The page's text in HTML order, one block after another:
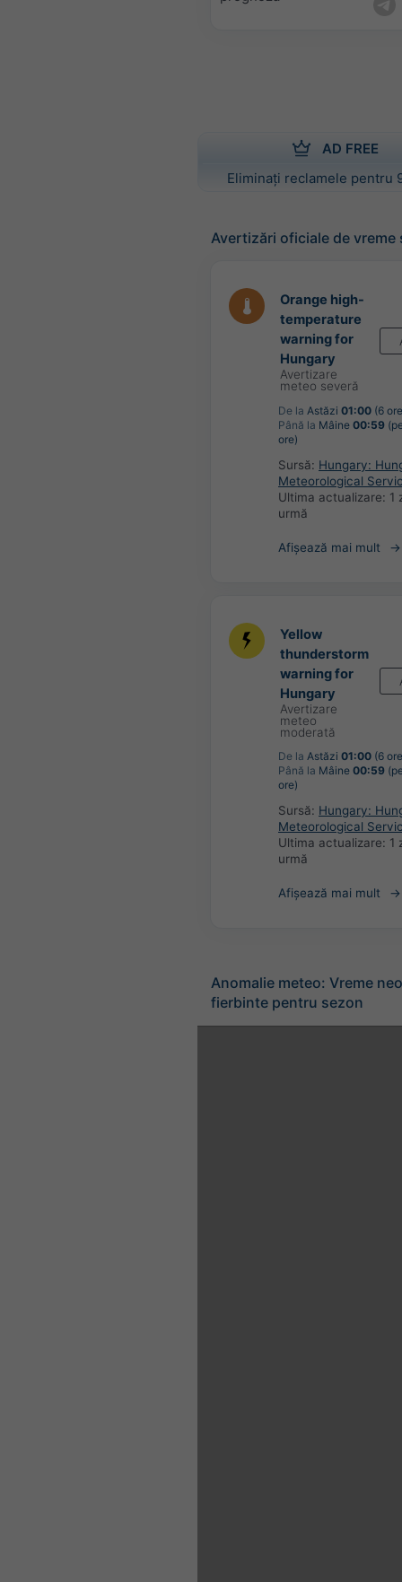
AD FREE
Eliminați reclamele pentru
Avertizări oficiale de vreme
Orange high-
temperature
warning for
Hungary
Avertizare
meteo severă
De la Astăzi 01:00 (6
Până la Mâine 00:59
ore)
Sursă: Hungary:
Meteorological
Ultima actualizare: 1
urmă
Afișează mai mult
Yellow
thunderstorm
warning for
Hungary
Avertizare
meteo
moderată
De la Astăzi 01:00 (6
Până la Mâine 00:59
ore)
Sursă: Hungary:
Meteorological
Ultima actualizare: 1
urmă
Afișează mai mult
Anomalie meteo: Vreme
fierbinte pentru sezon